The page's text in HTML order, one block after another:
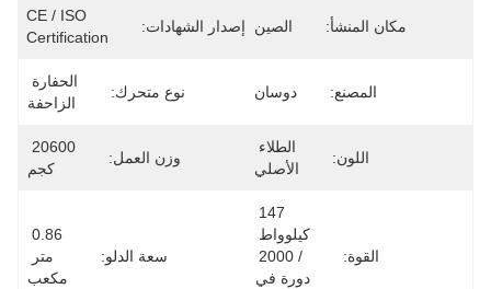
مكان المنشأ: الصين إصدار الشهادات:
CE / ISO
Certification
المصنع: دوسان نوع متحرك:
الزاحفة
اللون:
الأصلي
وزن العمل:
كجم
القوة: سعة الدلو:
مكعب